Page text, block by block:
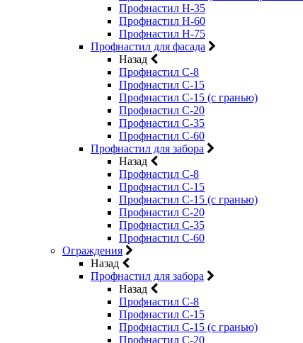
Профнастил Н-35
Профнастил Н-60
Профнастил Н-75
Профнастил для фасада
Назад
Профнастил С-8
Профнастил С-15
Профнастил С-15 (с гранью)
Профнастил С-20
Профнастил С-35
Профнастил С-60
Профнастил для забора
Назад
Профнастил С-8
Профнастил С-15
Профнастил С-15 (с гранью)
Профнастил С-20
Профнастил С-35
Профнастил С-60
Ограждения
Назад
Профнастил для забора
Назад
Профнастил С-8
Профнастил С-15
Профнастил С-15 (с гранью)
Профнастил С-20